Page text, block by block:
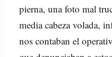
pierna, una foto mal
media cabeza volada,
nos contaban el